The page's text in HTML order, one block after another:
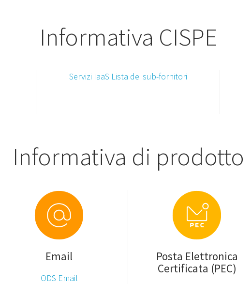
Informativa CISPE
Servizi IaaS Lista dei sub-fornitori
Informativa di prodotto
Email
ODS Email
Posta Elettronica
Certificata (PEC)